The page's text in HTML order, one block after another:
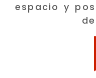
espacio y